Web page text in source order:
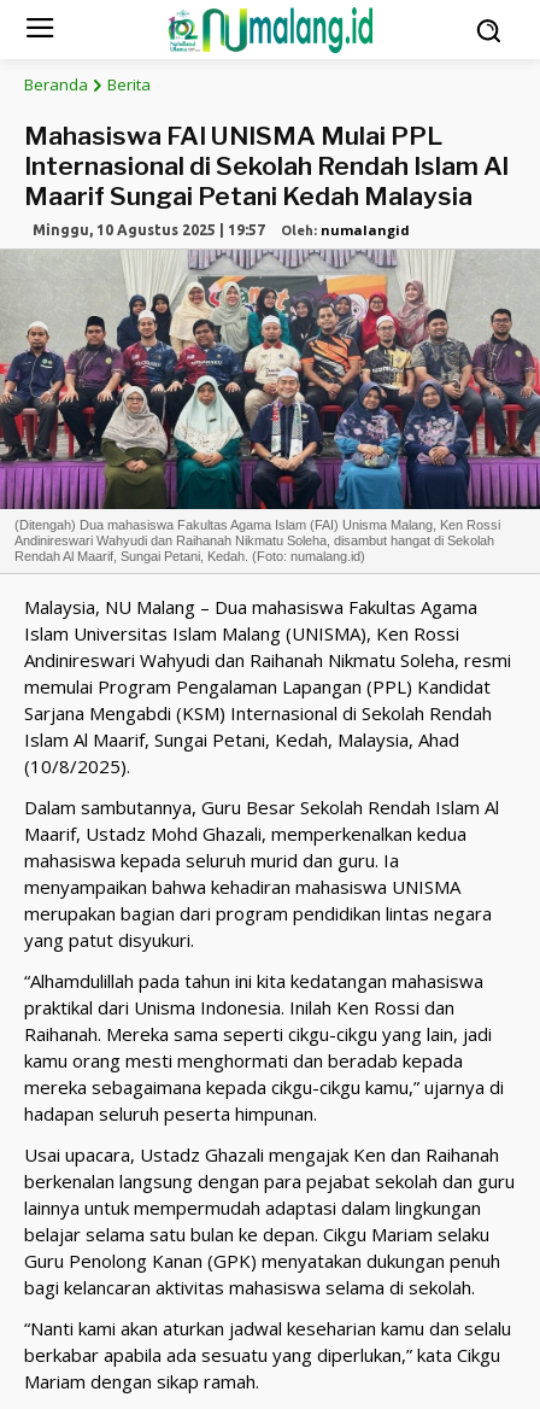
Beranda Berita
Mahasiswa FAI UNISMA Mulai PPL
Internasional di Sekolah Rendah Islam Al
Maarif Sungai Petani Kedah Malaysia
Minggu, 10 Agustus 2025 | 19:57 Oleh: numalangid
(Ditengah) Dua mahasiswa Fakultas Agama Islam (FAI) Unisma Malang, Ken Rossi
Andinireswari Wahyudi dan Raihanah Nikmatu Soleha, disambut hangat di Sekolah
Rendah Al Maarif, Sungai Petani, Kedah. (Foto: numalang.id)
Malaysia, NU Malang – Dua mahasiswa Fakultas Agama
Islam Universitas Islam Malang (UNISMA), Ken Rossi
Andinireswari Wahyudi dan Raihanah Nikmatu Soleha, resmi
memulai Program Pengalaman Lapangan (PPL) Kandidat
Sarjana Mengabdi (KSM) Internasional di Sekolah Rendah
Islam Al Maarif, Sungai Petani, Kedah, Malaysia, Ahad
(10/8/2025).
Dalam sambutannya, Guru Besar Sekolah Rendah Islam Al
Maarif, Ustadz Mohd Ghazali, memperkenalkan kedua
mahasiswa kepada seluruh murid dan guru. Ia
menyampaikan bahwa kehadiran mahasiswa UNISMA
merupakan bagian dari program pendidikan lintas negara
yang patut disyukuri.
“Alhamdulillah pada tahun ini kita kedatangan mahasiswa
praktikal dari Unisma Indonesia. Inilah Ken Rossi dan
Raihanah. Mereka sama seperti cikgu-cikgu yang lain, jadi
kamu orang mesti menghormati dan beradab kepada
mereka sebagaimana kepada cikgu-cikgu kamu,” ujarnya di
hadapan seluruh peserta himpunan.
Usai upacara, Ustadz Ghazali mengajak Ken dan Raihanah
berkenalan langsung dengan para pejabat sekolah dan guru
lainnya untuk mempermudah adaptasi dalam lingkungan
belajar selama satu bulan ke depan. Cikgu Mariam selaku
Guru Penolong Kanan (GPK) menyatakan dukungan penuh
bagi kelancaran aktivitas mahasiswa selama di sekolah.
“Nanti kami akan aturkan jadwal keseharian kamu dan selalu
berkabar apabila ada sesuatu yang diperlukan,” kata Cikgu
Mariam dengan sikap ramah.